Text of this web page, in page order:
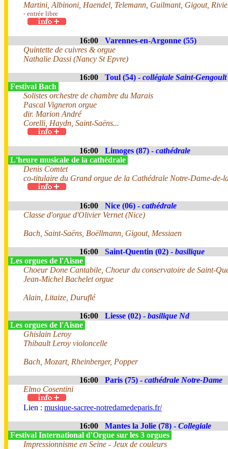
Martini, Albinoni, Haendel, Telemann, Guilmant, Gigout,
- entrée libre
16:00
Varennes-en-Argonne (55)
Quintette de cuivres & orgue
Nathalie Dassi (Nancy St Epvre)
16:00 Toul (54) - collégiale Saint-Gengoult
Festival Bach
Solistes orchestre de chambre du Marais
Pascal Vigneron orgue
dir. Marion André
Corelli, Haydn, Saint-Saëns...
16:00 Limoges (87) - cathédrale
L'heure musicale de la cathédrale
Denis Comtet
co-titulaire du Grand orgue de la Cathédrale Notre-Dame-de-
16:00 Nice (06) - cathédrale
Classe d'orgue d'Olivier Vernet (Nice)
Bach, Saint-Saëns, Boëllmann, Gigout, Messiaen
16:00 Saint-Quentin (02) - basilique
Les orgues de l'Aisne
Choeur Done Cantabile, Choeur du conservatoire de Saint-
Jean-Michel Bachelet orgue
Alain, Litaize, Duruflé
16:00 Liesse (02) - basilique Nd
Les orgues de l'Aisne
Ghislain Leroy
Thibault Leroy violoncelle
Bach, Mozart, Rheinberger, Popper
16:00 Paris (75) - cathédrale Notre-Dame
Elmo Cosentini
Lien : musique-sacree-notredamedeparis.fr/
16:00 Mantes la Jolie (78) - Collegiale
Festival International d'Orgue sur les 3 orgues
Impressionnisme en Seine - Jeux de couleurs